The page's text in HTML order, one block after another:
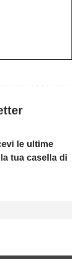
le ultime
tua casella di